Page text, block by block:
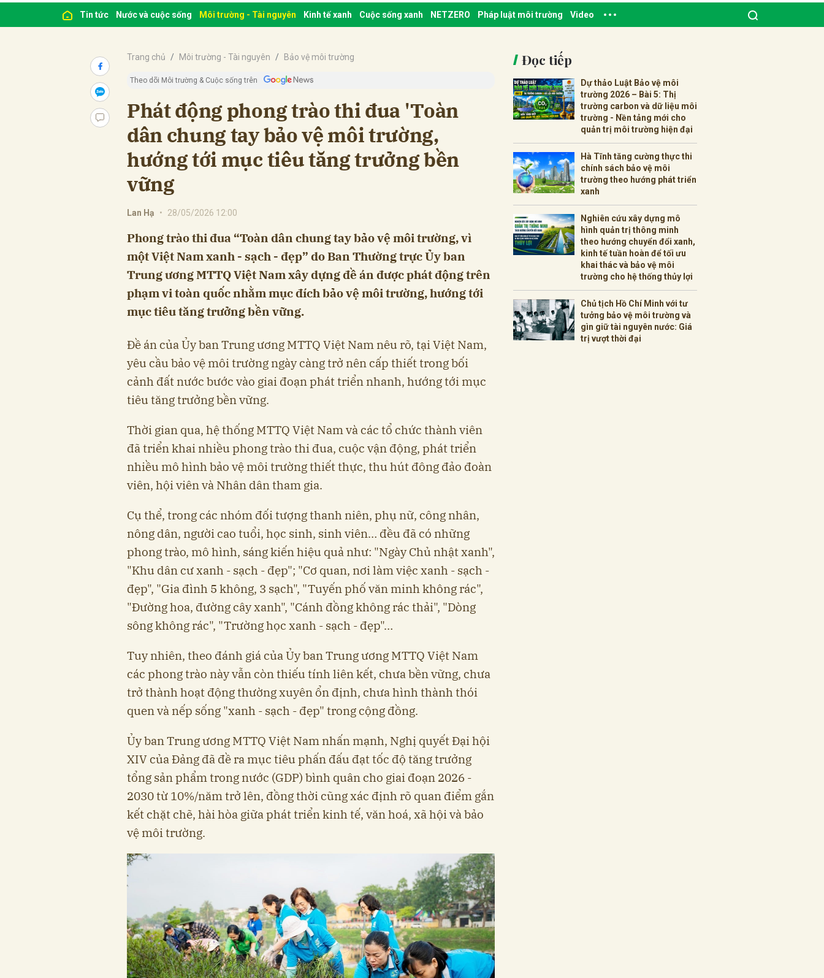
Tin tức Nước và cuộc sống Môi trường - Tài nguyên Kinh tế xanh Cuộc sống xanh NETZERO Pháp luật môi trường Video
Trang chủ Môi trường - Tài nguyên Bảo vệ môi trường
Theo dõi Môi trường & Cuộc sống trên
Phát động phong trào thi đua 'Toàn
dân chung tay bảo vệ môi trường,
hướng tới mục tiêu tăng trưởng bền
vững
Lan Hạ • 28/05/2026 12:00
Phong trào thi đua “Toàn dân chung tay bảo vệ môi trường, vì
một Việt Nam xanh - sạch - đẹp” do Ban Thường trực Ủy ban
Trung ương MTTQ Việt Nam xây dựng đề án được phát động trên
phạm vi toàn quốc nhằm mục đích bảo vệ môi trường, hướng tới
mục tiêu tăng trưởng bền vững.
Đề án của Ủy ban Trung ương MTTQ Việt Nam nêu rõ, tại Việt Nam,
yêu cầu bảo vệ môi trường ngày càng trở nên cấp thiết trong bối
cảnh đất nước bước vào giai đoạn phát triển nhanh, hướng tới mục
tiêu tăng trưởng bền vững.
Thời gian qua, hệ thống MTTQ Việt Nam và các tổ chức thành viên
đã triển khai nhiều phong trào thi đua, cuộc vận động, phát triển
nhiều mô hình bảo vệ môi trường thiết thực, thu hút đông đảo đoàn
viên, hội viên và Nhân dân tham gia.
Cụ thể, trong các nhóm đối tượng thanh niên, phụ nữ, công nhân,
nông dân, người cao tuổi, học sinh, sinh viên… đều đã có những
phong trào, mô hình, sáng kiến hiệu quả như: "Ngày Chủ nhật xanh",
"Khu dân cư xanh - sạch - đẹp"; "Cơ quan, nơi làm việc xanh - sạch -
đẹp", "Gia đình 5 không, 3 sạch", "Tuyến phố văn minh không rác",
"Đường hoa, đường cây xanh", "Cánh đồng không rác thải", "Dòng
sông không rác", "Trường học xanh - sạch - đẹp"…
Tuy nhiên, theo đánh giá của Ủy ban Trung ương MTTQ Việt Nam
các phong trào này vẫn còn thiếu tính liên kết, chưa bền vững, chưa
trở thành hoạt động thường xuyên ổn định, chưa hình thành thói
quen và nếp sống "xanh - sạch - đẹp" trong cộng đồng.
Ủy ban Trung ương MTTQ Việt Nam nhấn mạnh, Nghị quyết Đại hội
XIV của Đảng đã đề ra mục tiêu phấn đấu đạt tốc độ tăng trưởng
tổng sản phẩm trong nước (GDP) bình quân cho giai đoạn 2026 -
2030 từ 10%/năm trở lên, đồng thời cũng xác định rõ quan điểm gắn
kết chặt chẽ, hài hòa giữa phát triển kinh tế, văn hoá, xã hội và bảo
vệ môi trường.
Đọc tiếp
Dự thảo Luật Bảo vệ môi
trường 2026 – Bài 5: Thị
trường carbon và dữ liệu môi
trường - Nền tảng mới cho
quản trị môi trường hiện đại
Hà Tĩnh tăng cường thực thi
chính sách bảo vệ môi
trường theo hướng phát triển
xanh
Nghiên cứu xây dựng mô
hình quản trị thông minh
theo hướng chuyển đổi xanh,
kinh tế tuần hoàn để tối ưu
khai thác và bảo vệ môi
trường cho hệ thống thủy lợi
Chủ tịch Hồ Chí Minh với tư
tưởng bảo vệ môi trường và
gìn giữ tài nguyên nước: Giá
trị vượt thời đại